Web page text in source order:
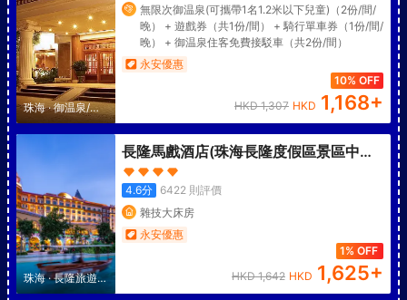
珠海·御温泉/金
台寺
無限次御温泉(可攜帶1名1.2米以下兒童)（2份/間/
晚） + 遊戲券（共1份/間） + 騎行單車券（1份/間/
晚） + 御温泉住客免費接駁車（共2份/間）
永安優惠
10% OFF
HKD1,307 HKD 1,168+
珠海·長隆旅遊度
長隆馬戲酒店(珠海長隆度假區景區中心
店)
4.6分 6422 則評價
雜技大床房
永安優惠
1% OFF
HKD1,642 HKD 1,625+